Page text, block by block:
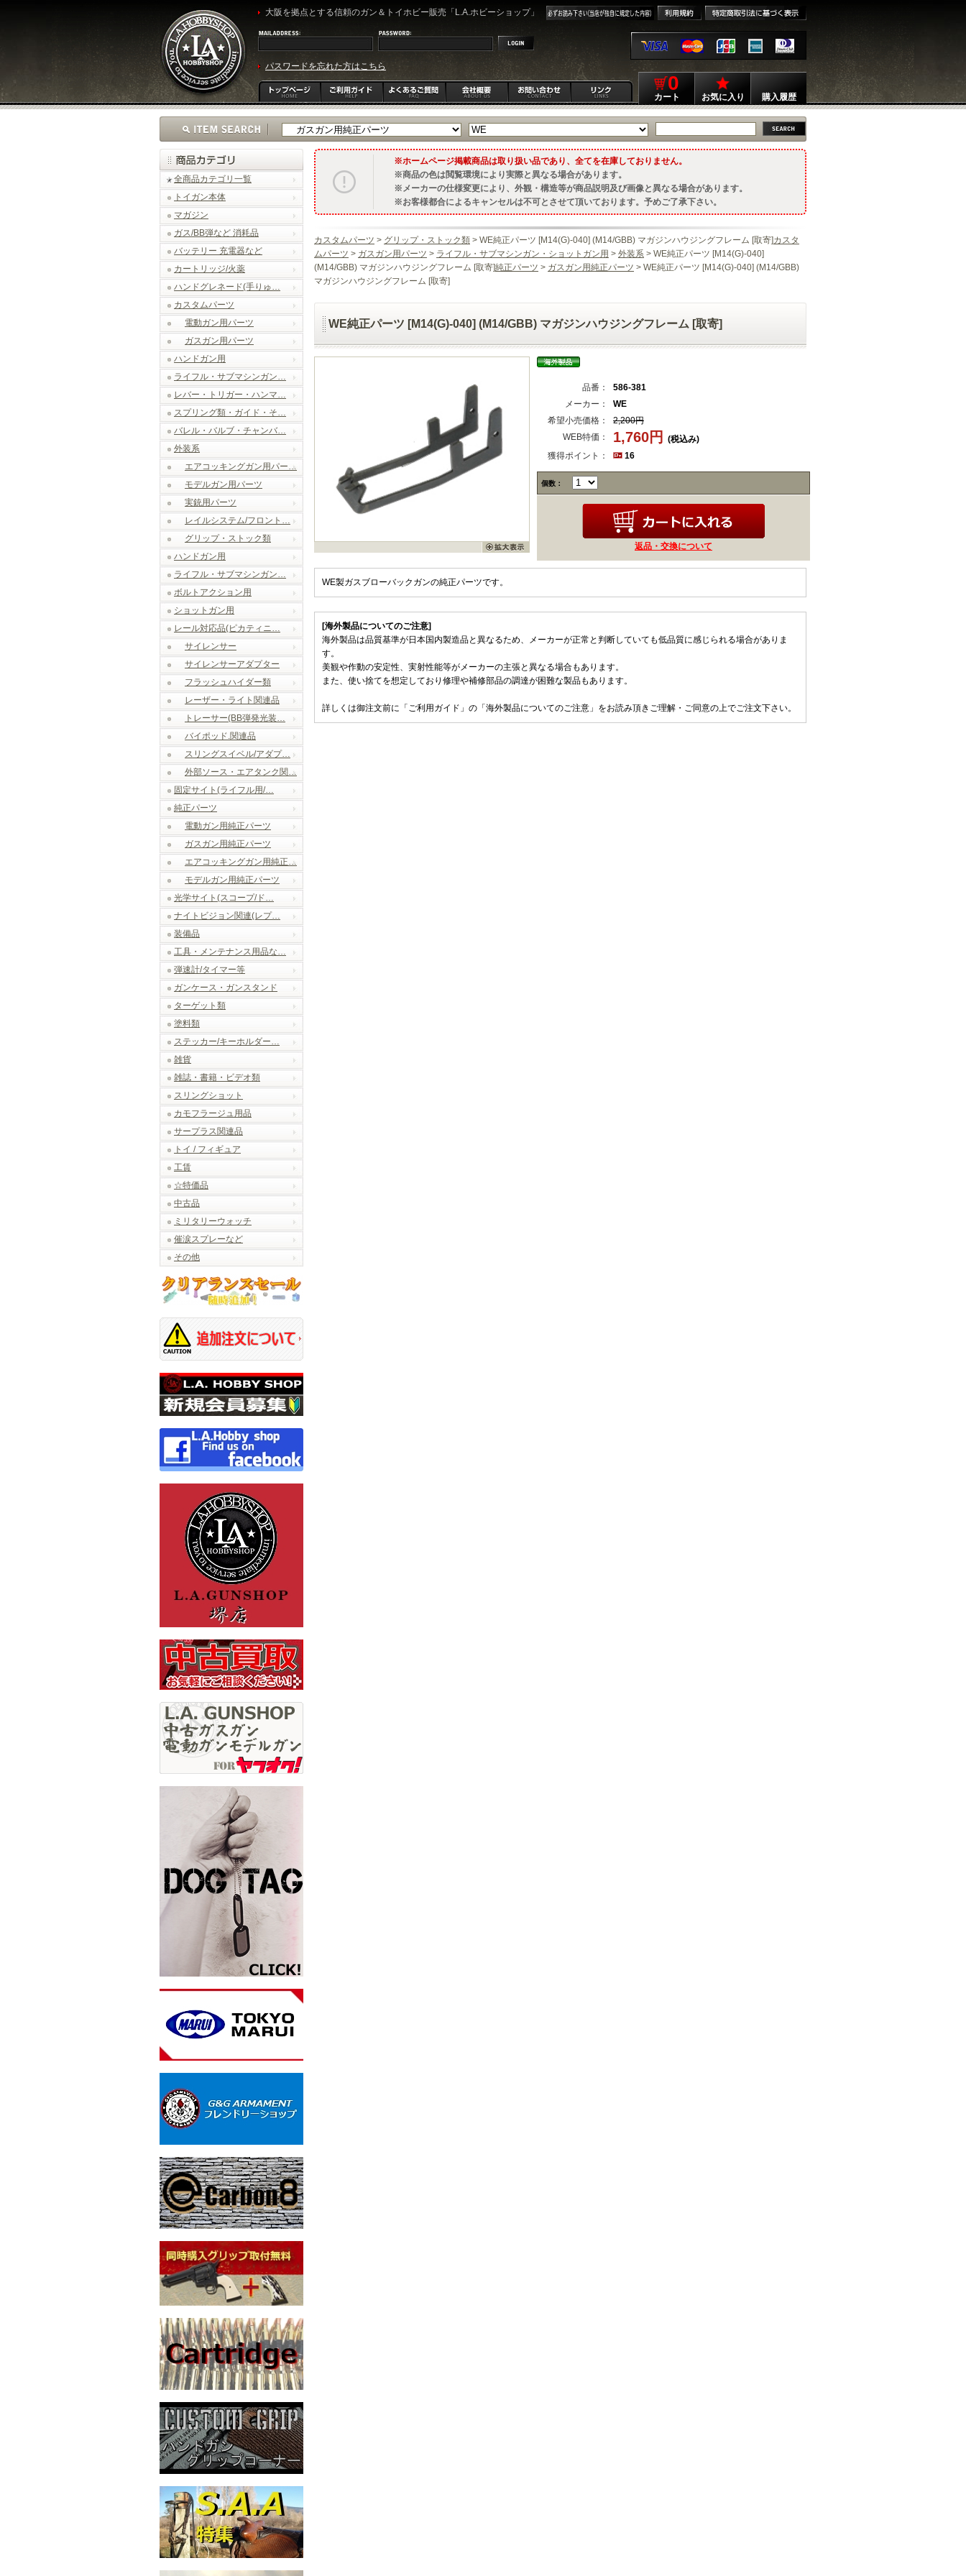
大阪を拠点とする信頼のガン＆トイホビー販売「L.A.ホビーショップ」
パスワードを忘れた方はこちら
0
カート お気に入り 購入履歴
全商品カテゴリ一覧
トイガン本体
マガジン
ガス/BB弾など 消耗品
バッテリー 充電器など
カートリッジ/火薬
ハンドグレネード(手りゅ…
カスタムパーツ
電動ガン用パーツ
ガスガン用パーツ
ハンドガン用
ライフル・サブマシンガン…
レバー・トリガー・ハンマ…
スプリング類・ガイド・そ…
バレル・バルブ・チャンバ…
外装系
エアコッキングガン用パー…
モデルガン用パーツ
実銃用パーツ
レイルシステム/フロント…
グリップ・ストック類
ハンドガン用
ライフル・サブマシンガン…
ボルトアクション用
ショットガン用
レール対応品(ピカティニ…
サイレンサー
サイレンサーアダプター
フラッシュハイダー類
レーザー・ライト関連品
トレーサー(BB弾発光装…
バイポッド.関連品
スリングスイベル/アダプ…
外部ソース・エアタンク関…
固定サイト(ライフル用/…
純正パーツ
電動ガン用純正パーツ
ガスガン用純正パーツ
エアコッキングガン用純正…
モデルガン用純正パーツ
光学サイト(スコープ/ド…
ナイトビジョン関連(レプ…
装備品
工具・メンテナンス用品な…
弾速計/タイマー等
ガンケース・ガンスタンド
ターゲット類
塗料類
ステッカー/キーホルダー…
雑貨
雑誌・書籍・ビデオ類
スリングショット
カモフラージュ用品
サープラス関連品
トイ / フィギュア
工賃
☆特価品
中古品
ミリタリーウォッチ
催涙スプレーなど
その他
ホームページ掲載商品は取り扱い品であり、全てを在庫しておりません。
商品の色は閲覧環境により実際と異なる場合があります。
メーカーの仕様変更により、外観・構造等が商品説明及び画像と異なる場合があります。
お客様都合によるキャンセルは不可とさせて頂いております。予めご了承下さい。
カスタムパーツ > グリップ・ストック類 > WE純正パーツ [M14(G)-040] (M14/GBB) マガジンハウジングフレーム [取寄]カスタ
ムパーツ > ガスガン用パーツ > ライフル・サブマシンガン・ショットガン用 > 外装系 > WE純正パーツ [M14(G)-040]
(M14/GBB) マガジンハウジングフレーム [取寄]純正パーツ > ガスガン用純正パーツ > WE純正パーツ [M14(G)-040] (M14/GBB)
マガジンハウジングフレーム [取寄]
WE純正パーツ [M14(G)-040] (M14/GBB) マガジンハウジングフレーム [取寄]
品番：
586-381
メーカー：
WE
希望小売価格：
2,200円
WEB特価：
1,760円
(税込み)
獲得ポイント：
16
個数：
返品・交換について
WE製ガスブローバックガンの純正パーツです。
[海外製品についてのご注意]
海外製品は品質基準が日本国内製造品と異なるため、メーカーが正常と判断していても低品質に感じられる場合がありま
す。
美観や作動の安定性、実射性能等がメーカーの主張と異なる場合もあります。
また、使い捨てを想定しており修理や補修部品の調達が困難な製品もあります。
詳しくは御注文前に「ご利用ガイド」の「海外製品についてのご注意」をお読み頂きご理解・ご同意の上でご注文下さい。